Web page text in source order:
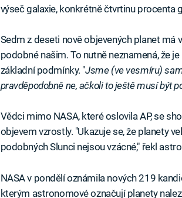
výseč galaxie, konkrétně čtvrtinu procenta
Sedm z deseti nově objevených planet má
podobné našim. To nutně neznamená, že
základní podmínky. "Jsme (ve vesmíru)
pravděpodobně ne, ačkoli to ještě musí být
Vědci mimo NASA, které oslovila AP, se
objevem vzrostly. "Ukazuje se, že planety
podobných Slunci nejsou vzácné," řekl
NASA v pondělí oznámila nových 219
kterým astronomové označují planety